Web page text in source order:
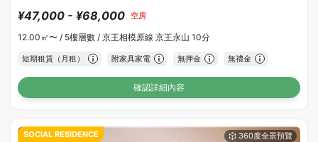
¥47,000 - ¥68,000 空房
12.00㎡〜 / 5樓層數 / 京王相模原線 京王永山 10分
短期租賃（月租） 附家具家電 無押金 無禮金
確認詳細內容
SOCIAL RESIDENCE